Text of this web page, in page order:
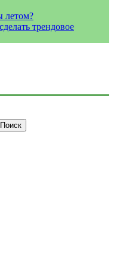
летом?
трендовое